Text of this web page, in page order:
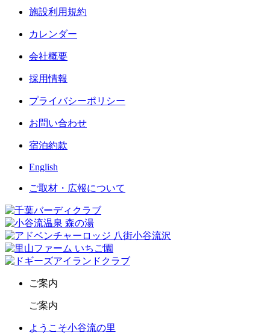
施設利用規約
カレンダー
会社概要
採用情報
プライバシーポリシー
お問い合わせ
宿泊約款
English
ご取材・広報について
ご案内
ご案内
ようこそ小谷流の里